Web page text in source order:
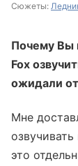
Сюжеты:
Почему Вы
Fox
ожидали
Мне
это